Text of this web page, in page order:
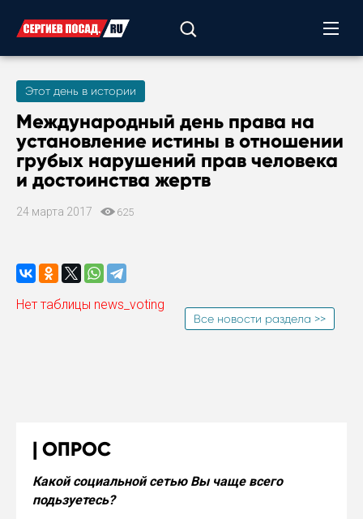
Этот день в истории
Международный день права на
установление истины в отношении
грубых нарушений прав человека
и достоинства жертв
24 марта 2017 625
Нет таблицы news_voting
Все новости раздела >>
ОПРОС
Какой социальной сетью Вы чаще всего
подьзуетесь?